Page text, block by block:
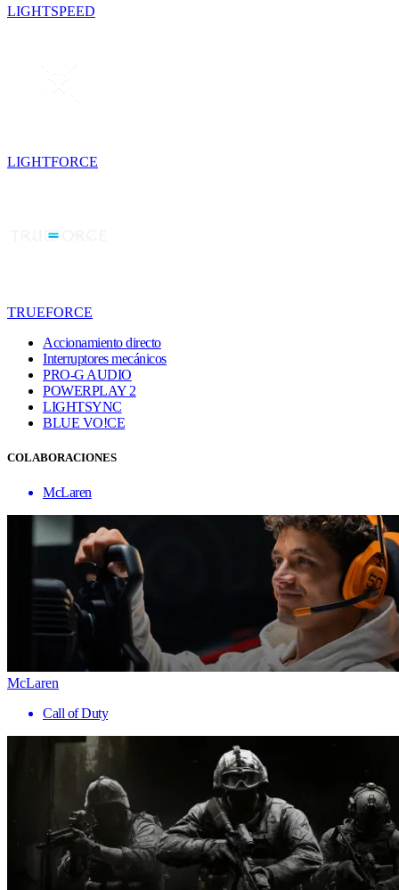
LIGHTSPEED
LIGHTFORCE
TRUEFORCE
Accionamiento directo
Interruptores mecánicos
PRO-G AUDIO
POWERPLAY 2
LIGHTSYNC
BLUE VO!CE
COLABORACIONES
McLaren
McLaren
Call of Duty